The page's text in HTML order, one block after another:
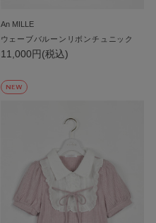
An MILLE
ウェーブバルーンリボンチュニック
11,000円(税込)
NEW